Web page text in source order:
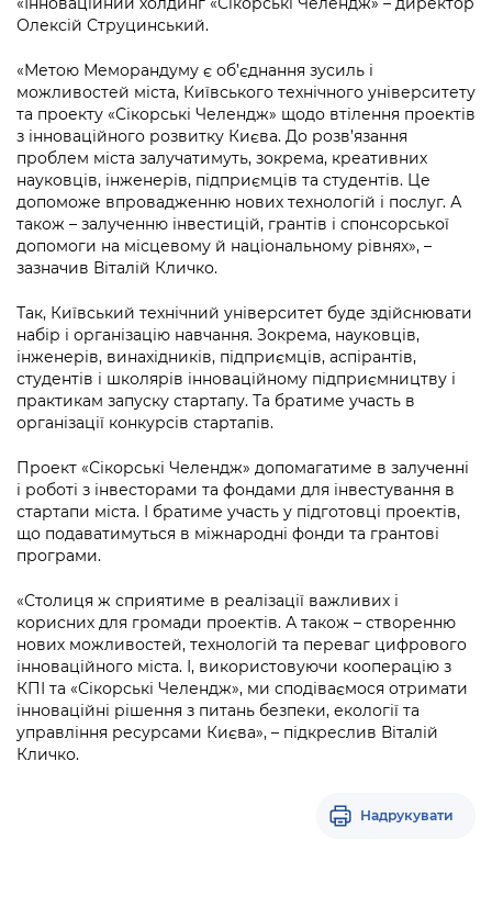
Підприємства, установи, організації
Річні звіти
Гендерна політика
Безбар'єрність
Київська міська військова адміністрація
Портал Захисників та Захисниць
Безбар'єрність
Портал послуг
Міський застосунок Київ Цифровий
Важливе під час воєнного стану
Уряд» – місцевий рівень»
Важливе під час воєнного стану
Про відкриті дані
Портал даних Києва
Публічні дашборди
Олексій Струцинський.
«Метою Меморандуму є об’єднання зусиль і
можливостей міста, Київського технічного університету
та проекту «Сікорські Челендж» щодо втілення проектів
з інноваційного розвитку Києва. До розв’язання
проблем міста залучатимуть, зокрема, креативних
науковців, інженерів, підприємців та студентів. Це
допоможе впровадженню нових технологій і послуг. А
також – залученню інвестицій, грантів і спонсорської
допомоги на місцевому й національному рівнях», –
зазначив Віталій Кличко.
Так, Київський технічний університет буде здійснювати
набір і організацію навчання. Зокрема, науковців,
інженерів, винахідників, підприємців, аспірантів,
студентів і школярів інноваційному підприємництву і
практикам запуску стартапу. Та братиме участь в
організації конкурсів стартапів.
Проект «Сікорські Челендж» допомагатиме в залученні
і роботі з інвесторами та фондами для інвестування в
стартапи міста. І братиме участь у підготовці проектів,
що подаватимуться в міжнародні фонди та грантові
програми.
«Столиця ж сприятиме в реалізації важливих і
корисних для громади проектів. А також – створенню
нових можливостей, технологій та переваг цифрового
інноваційного міста. І, використовуючи кооперацію з
КПІ та «Сікорські Челендж», ми сподіваємося отримати
інноваційні рішення з питань безпеки, екології та
управління ресурсами Києва», – підкреслив Віталій
Кличко.
Надрукувати